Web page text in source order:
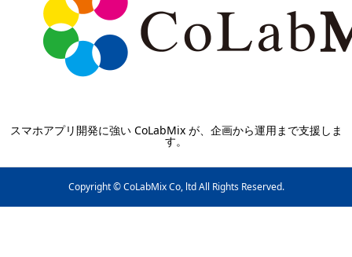
スマホアプリ開発に強い CoLabMix が、企画から運用まで支援しま
す。
Copyright © CoLabMix Co, ltd All Rights Reserved.